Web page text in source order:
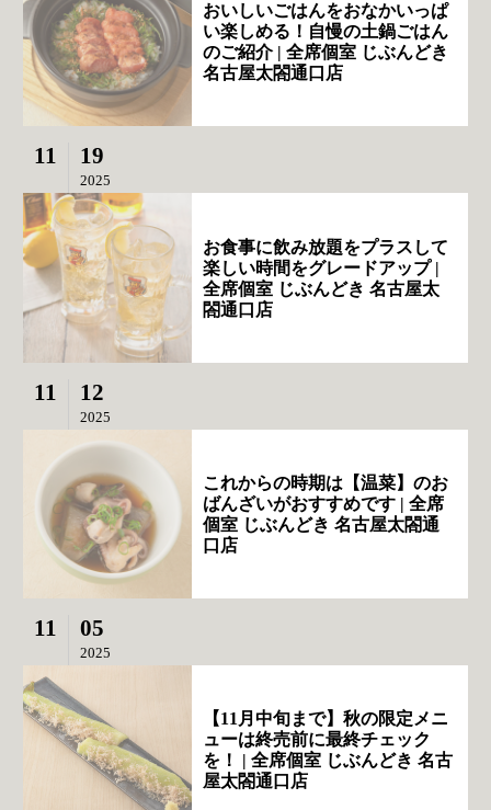
おいしいごはんをおなかいっぱ
い楽しめる！自慢の土鍋ごはん
のご紹介 | 全席個室 じぶんどき
名古屋太閤通口店
11 19
2025
お食事に飲み放題をプラスして
楽しい時間をグレードアップ |
全席個室 じぶんどき 名古屋太
閤通口店
11 12
2025
これからの時期は【温菜】のお
ばんざいがおすすめです | 全席
個室 じぶんどき 名古屋太閤通
口店
11 05
2025
【11月中旬まで】秋の限定メニ
ューは終売前に最終チェック
を！ | 全席個室 じぶんどき 名古
屋太閤通口店